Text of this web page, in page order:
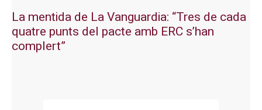
La mentida de La Vanguardia: “Tres de cada
quatre punts del pacte amb ERC s’han
complert”